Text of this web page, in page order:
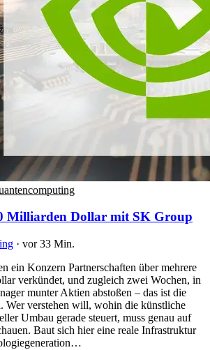
Milliarden Dollar mit SK Group
· vor 33 Min.
ein Konzern Partnerschaften über mehrere
verkündet, und zugleich zwei Wochen, in
munter Aktien abstoßen – das ist die
Wer verstehen will, wohin die künstliche
Umbau gerade steuert, muss genau auf
Baut sich hier eine reale Infrastruktur